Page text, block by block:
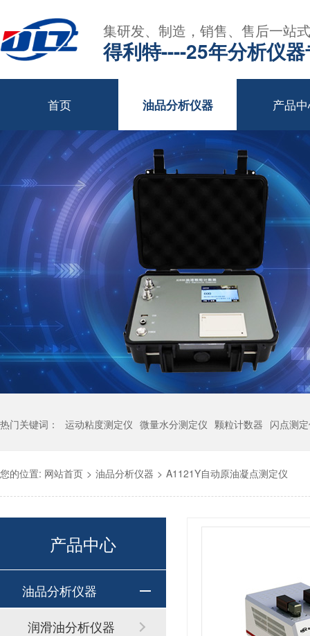
集研发、制造，销售、售后一站
得利特----25年分析仪
首页 油品分析仪器 产品
热门关键词： 运动粘度测定仪 微量水分测定仪 颗粒计数器 闪点测
您的位置: 网站首页 > 油品分析仪器 > A1121Y自动原油凝点测定仪
产品中心
油品分析仪器
润滑油分析仪器